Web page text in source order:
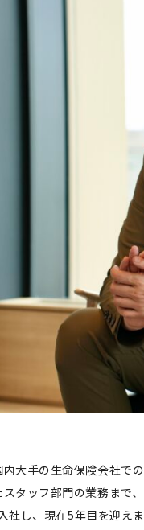
大手の生命保険会社で
タッフ部門の業務まで
社し、現在5年目を迎え